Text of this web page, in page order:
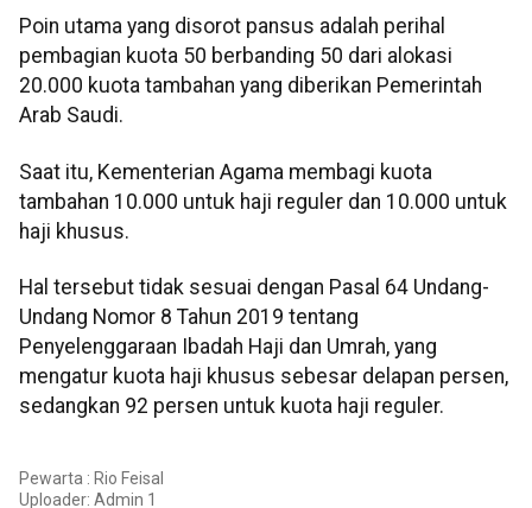
Poin utama yang disorot pansus adalah perihal
pembagian kuota 50 berbanding 50 dari alokasi
20.000 kuota tambahan yang diberikan Pemerintah
Arab Saudi.
Saat itu, Kementerian Agama membagi kuota
tambahan 10.000 untuk haji reguler dan 10.000 untuk
haji khusus.
Hal tersebut tidak sesuai dengan Pasal 64 Undang-
Undang Nomor 8 Tahun 2019 tentang
Penyelenggaraan Ibadah Haji dan Umrah, yang
mengatur kuota haji khusus sebesar delapan persen,
sedangkan 92 persen untuk kuota haji reguler.
Pewarta : Rio Feisal
Uploader: Admin 1